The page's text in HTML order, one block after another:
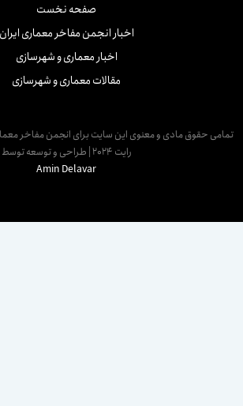
صفحه نخست
اخبار انجمن مفاخر معماری ایران
اخبار معماری و شهرسازی
مقالات معماری و شهرسازی
حقوق مادی و معنوی این سایت برای انجمن مفاخر
رایت 2024 | طراحی و توسعه توسط
Amin Delavar